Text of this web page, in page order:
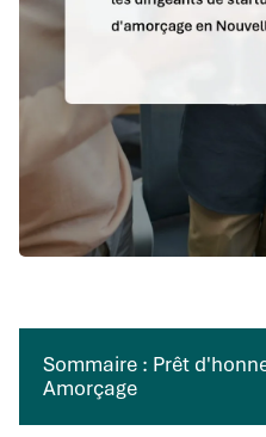
Sommaire : Prêt
Amorçage